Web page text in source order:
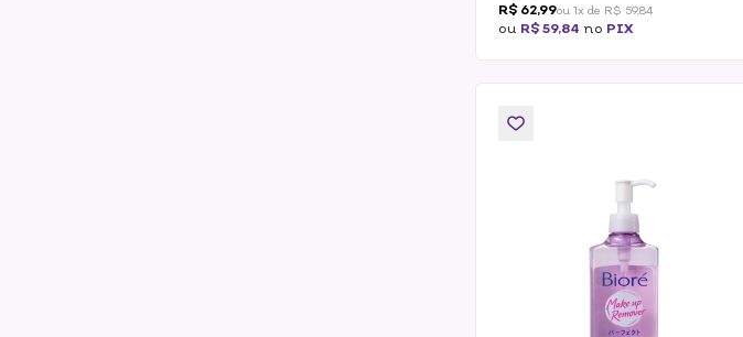
R$ 62,99ou 1x de R$ 59,84
ou R$ 59,84 no PIX